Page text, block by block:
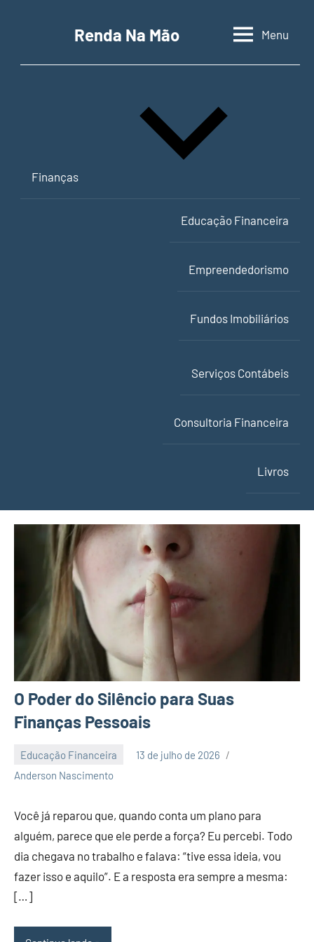
conteúdo
Renda Na Mão
Contabilidade,
empreendedorismo
Menu
Finanças
Educação Financeira
Empreendedorismo
Fundos Imobiliários
Serviços Contábeis
Consultoria Financeira
Livros
O Poder do Silêncio para Suas
Finanças Pessoais
Educação Financeira
13 de julho de 2026
Anderson Nascimento
3
Você já reparou que, quando conta um plano para
alguém, parece que ele perde a força? Eu percebi. Todo
dia chegava no trabalho e falava: “tive essa ideia, vou
fazer isso e aquilo”. E a resposta era sempre a mesma:
[…]